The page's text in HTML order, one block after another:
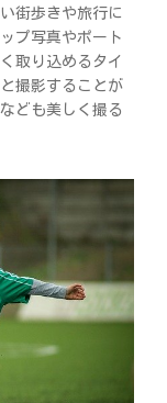
街歩きや旅行に
プ写真やポート
取り込めるタイ
撮影することが
ども美しく撮る